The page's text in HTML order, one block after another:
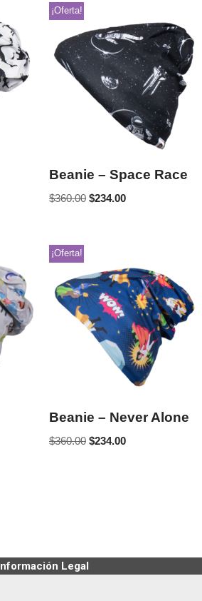
¡Oferta!
Beanie – Space Race
$360.00 $234.00
¡Oferta!
Beanie – Never Alone
$360.00 $234.00
Información Legal